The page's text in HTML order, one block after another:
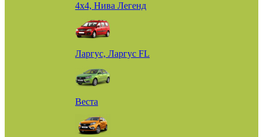
4х4, Нива Легенд
Ларгус, Ларгус FL
Веста